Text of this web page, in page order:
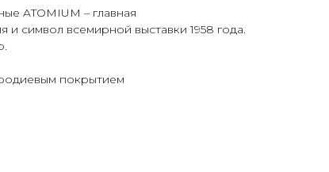
ATOMIUM – главная
и символ всемирной выставки 1958 года.
покрытием